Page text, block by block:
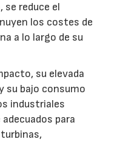
reduce el
los costes de
a lo largo de su
su elevada
su bajo consumo
industriales
para